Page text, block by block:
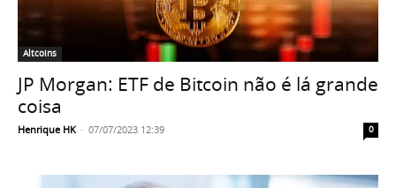
Altcoins
JP Morgan: ETF de Bitcoin não é lá grande
coisa
Henrique HK - 07/07/2023 12:39 0